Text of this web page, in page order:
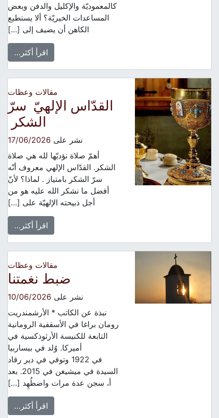
كالمعموديّة والإكليل والدفن وبعض
المساعدات الخيريّة؟ ألا يستطيع
الكاهن أن يضيف إلى […]
اقرأ أكثر…
مقالات وعظات
القدّاس الإلهيّ سرّ
الشكر
نشر على17/06/2026
أهمّ صلاة نؤديّها لله هي صلاة
الشكر. القدّاس الإلهي معروف أنّه
سرّ الشكر بامتياز . لماذا؟ لأنّ
أفضل ما نشكر الله عليه هو من
أجل ذبيحته الإلهيّة على […]
اقرأ أكثر…
مقالات وعظات
ضبط نغمتنا
نشر على10/06/2026
نبذة عن الكاتب * الأرشمندريت
رومان براغا في الأسقفية الرومانية
التابعة للكنيسة الأرثوذكسية في
أميركا. وُلد في بيساربيا
في 1922 وتوفي في دير رقاد
السيدة في ميشيغن في 2015. بعد
أ، سجن عدة مرات واضطُهِد […]
اقرأ أكثر…